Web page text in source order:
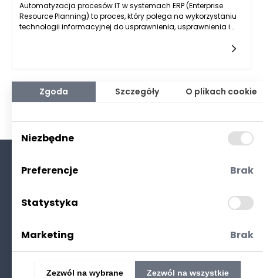
Automatyzacja procesów IT w systemach ERP (Enterprise
Resource Planning) to proces, który polega na wykorzystaniu
technologii informacyjnej do usprawnienia, usprawnienia i
platformę. Umożliwia to automatyzację wielu procesów
biznesowych, pozwalając pracownikom skupić się na bardziej
strategicznych zadaniach. Automatyzacja w systemach ERP
błędów związanych z ręcznym wprowadzaniem danych,
przyspieszenie obiegu informacji oraz optymalizację
zarządzania zasobami.
Polityka prywatności
Zgoda Szczegóły O plikach cookie
Niezbędne
Preferencje Brak
Statystyka
Marketing Brak
Zezwól na wybrane Zezwól na wszystkie